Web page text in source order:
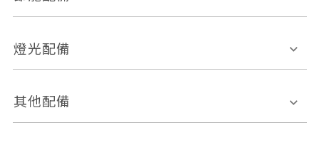
自動停車系統 盲點偵測系統
倒車雷達
引擎啟閉系統
燈光配備
感應頭燈
其他配備